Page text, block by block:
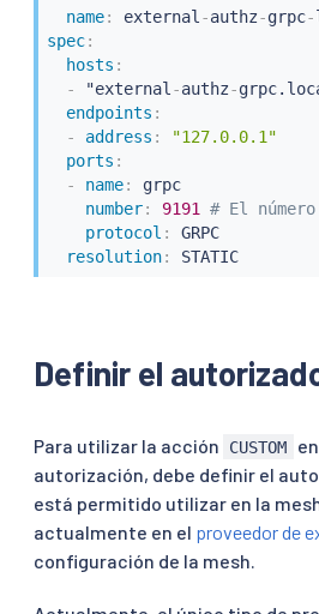
name: external -authz-grpc-
spec:
hosts :
-
"external -authz-
endpoints :
-
address :
"127.0.0.1"
ports :
-
name:
grpc
number: 9191 # El
protocol :
GRPC
resolution: STATIC
Definir el
Para utilizar la acción CUSTOM
autorización, debe definir el
está permitido utilizar en la
actualmente en el proveedor de
configuración de la mesh.